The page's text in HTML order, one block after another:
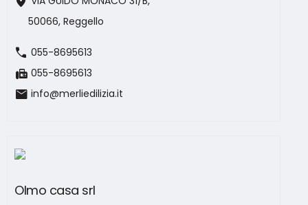
50066, Reggello
call 055-8695613
fax 055-8695613
mail info@merliedilizia.it
Olmo casa srl